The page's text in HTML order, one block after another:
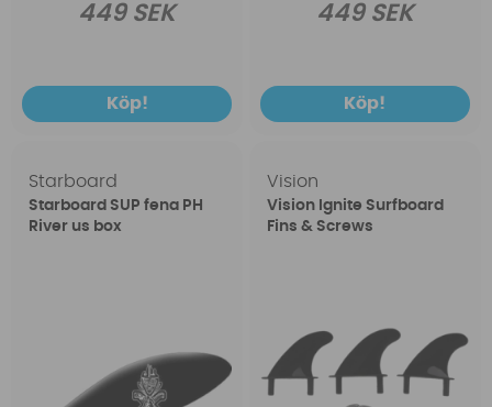
449 SEK
Köp!
449 SEK
Köp!
Starboard
Starboard SUP fena PH
River us box
Vision
Vision Ignite Surfboard
Fins & Screws